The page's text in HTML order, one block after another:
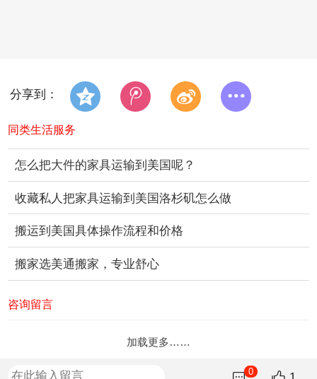
分享到：
同类生活服务
怎么把大件的家具运输到美国呢？
收藏私人把家具运输到美国洛杉矶怎么做
搬运到美国具体操作流程和价格
搬家选美通搬家，专业舒心
咨询留言
加载更多……
0